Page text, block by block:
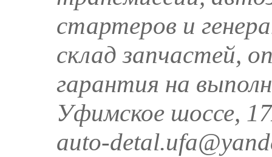
стартеров и
склад запчастей,
гарантия на
Уфимское шоссе,
auto-